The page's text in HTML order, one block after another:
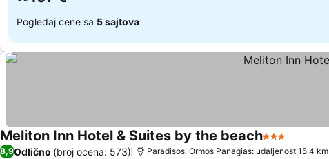
Pogledaj cene sa 5 sajtova
Meliton Inn Hotel & Suites by the beach3 Zvezdice
8,9Odlično (broj ocena: 573) Paradisos, Ormos Panagias: udaljenost 15.4 km